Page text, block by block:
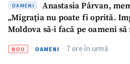
OAMENI
Anastasia Pârvan,
„Migrația nu poate fi oprită.
Moldova să-i facă pe oameni să
NOU OAMENI 7 ore în urmă